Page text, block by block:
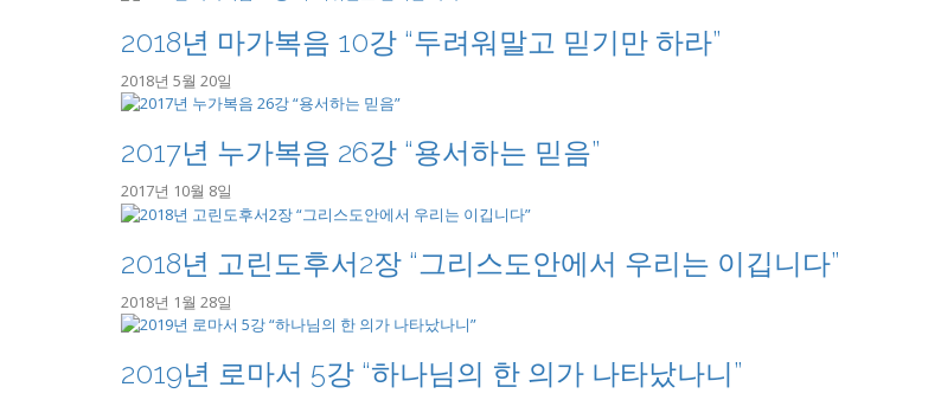
2018년 마가복음 10강 “두려워말고 믿기만 하라”
2018년 5월 20일
2017년 누가복음 26강 “용서하는 믿음”
2017년 10월 8일
2018년 고린도후서2장 “그리스도안에서 우리는 이깁니다”
2018년 1월 28일
2019년 로마서 5강 “하나님의 한 의가 나타났나니”